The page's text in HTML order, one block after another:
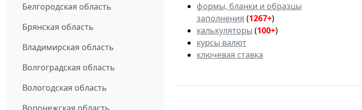
Белгородская область
Брянская область
Владимирская область
Волгоградская область
Вологодская область
формы, бланки и образцы
заполнения (1267+)
калькуляторы (100+)
курсы валют
ключевая ставка